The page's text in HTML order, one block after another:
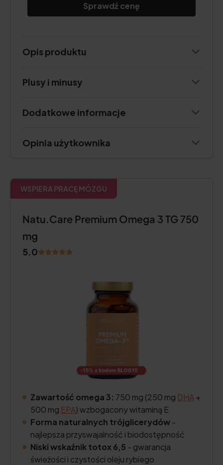
Sprawdź cenę
Opis produktu
Plusy i minusy
Dodatkowe informacje
Opinia użytkownika
WSPIERA PRACĘ MÓZGU
Natu.Care Premium Omega 3 TG 750
mg
5.0
Zawartość omega 3: 750 mg (250 mg DHA+
500 mg EPA) wzbogacony witaminą E
Forma naturalnych trójglicerydów-
najlepsza przyswajalność i biodostępność
Niski wskaźnik totox 6,5 - gwarancja
świeżości i czystości oleju rybiego